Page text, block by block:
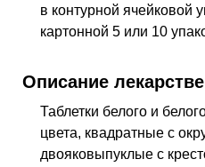
в контурной ячейковой
картонной 5 или 10
Описание
Таблетки белого и
цвета, квадратные с
двояковыпуклые с